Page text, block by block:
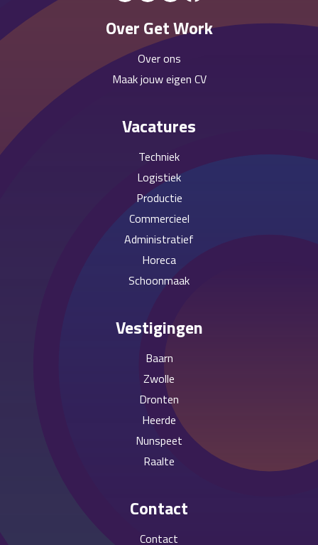
Over Get Work
Over ons
Maak jouw eigen CV
Vacatures
Techniek
Logistiek
Productie
Commercieel
Administratief
Horeca
Schoonmaak
Vestigingen
Baarn
Zwolle
Dronten
Heerde
Nunspeet
Raalte
Contact
Contact